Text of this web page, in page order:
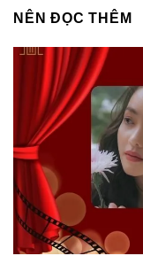
NÊN ĐỌC THÊM